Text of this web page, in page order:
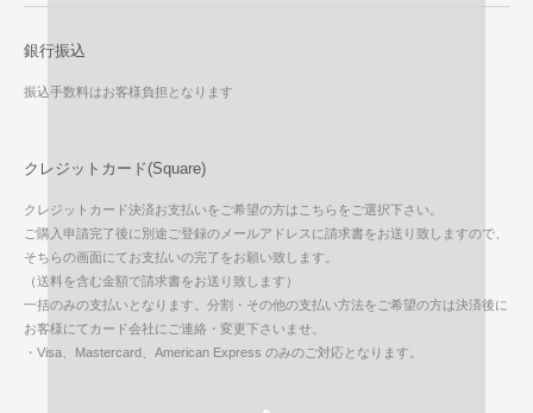
銀行振込
振込手数料はお客様負担となります
クレジットカード(Square)
クレジットカード決済お支払いをご希望の方はこちらをご選択下さい。
ご購入申請完了後に別途ご登録のメールアドレスに請求書をお送り致しますので、
そちらの画面にてお支払いの完了をお願い致します。
（送料を含む金額で請求書をお送り致します）
一括のみの支払いとなります。分割・その他の支払い方法をご希望の方は決済後に
お客様にてカード会社にご連絡・変更下さいませ。
・Visa、Mastercard、American Express のみのご対応となります。